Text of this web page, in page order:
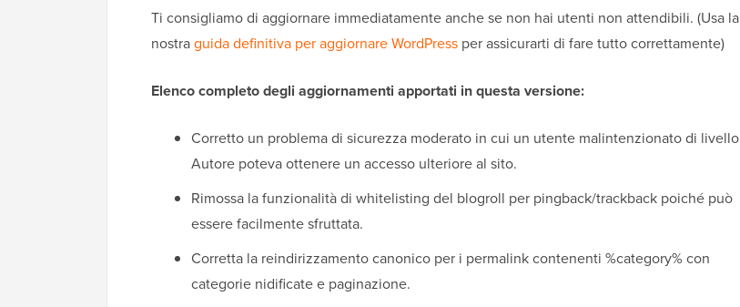
Ti consigliamo di aggiornare immediatamente anche se non hai utenti non attendibili. (Usa la
nostraguida definitiva per aggiornare WordPress per assicurarti di fare tutto correttamente)
Elenco completo degli aggiornamenti apportati in questa versione:
Corretto un problema di sicurezza moderato in cui un utente malintenzionato di livello
Autore poteva ottenere un accesso ulteriore al sito.
Rimossa la funzionalità di whitelisting del blogroll per pingback/trackback poiché può
essere facilmente sfruttata.
Corretta la reindirizzamento canonico per i permalink contenenti %category% con
categorie nidificate e paginazione.